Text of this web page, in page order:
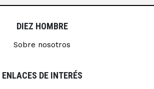
DIEZ HOMBRE
Sobre nosotros
ENLACES DE INTERÉS